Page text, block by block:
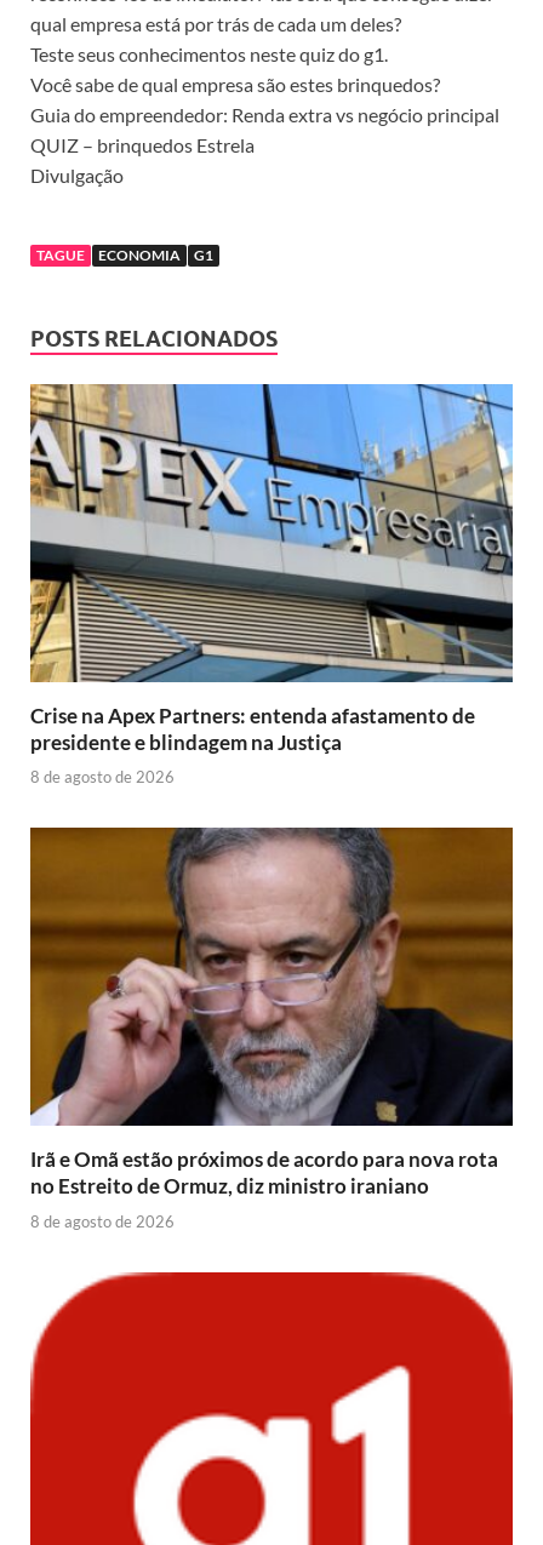
qual empresa está por trás de cada um deles?
Teste seus conhecimentos neste quiz do g1.
Você sabe de qual empresa são estes brinquedos?
Guia do empreendedor: Renda extra vs negócio principal
QUIZ – brinquedos Estrela
Divulgação
TAGUE ECONOMIA G1
POSTS RELACIONADOS
Crise na Apex Partners: entenda afastamento de
presidente e blindagem na Justiça
8 de agosto de 2026
Irã e Omã estão próximos de acordo para nova rota
no Estreito de Ormuz, diz ministro iraniano
8 de agosto de 2026